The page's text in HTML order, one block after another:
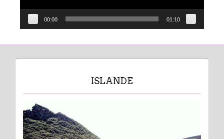
00:00 01:10
ISLANDE